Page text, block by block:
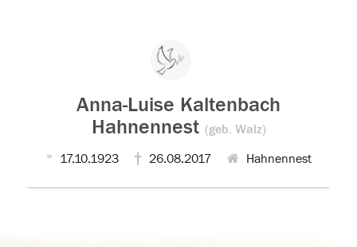
Anna-Luise Kaltenbach
Hahnennest (geb. Walz)
17.10.1923 26.08.2017 Hahnennest